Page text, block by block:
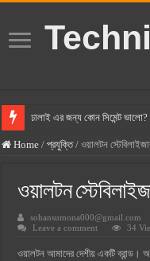
ঢালাই এর জন্য কোন সিমেন্ট
বসুন্ধরা সিমেন্ট এর দাম ২০২৫
হোলসিম সিমেন্ট দাম ২০২৫
সুপারক্রিট সিমেন্ট দাম ২০২৫
Home / প্রযুক্তি / ওয়ালটন
ওয়ালটন
sohansumona000@gmail.com
Leave a comment
34
ওয়ালটন আমাদের দেশীয় একটি ব্রান্ড।